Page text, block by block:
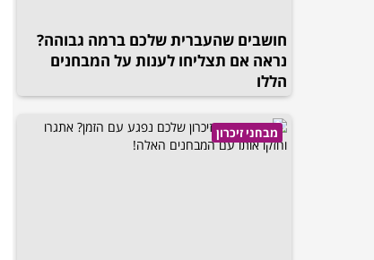
חושבים שהעברית שלכם ברמה גבוהה?
נראה אם תצליחו לענות על המבחנים
הללו
מבחני זיכרון